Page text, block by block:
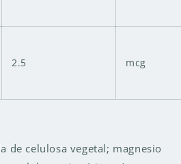
2.5 mcg
de celulosa vegetal; magnesio